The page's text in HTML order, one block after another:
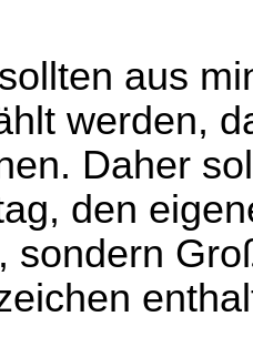
aus
werden,
Daher
den
sondern